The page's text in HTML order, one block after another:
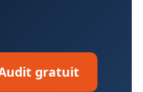
Audit gratuit